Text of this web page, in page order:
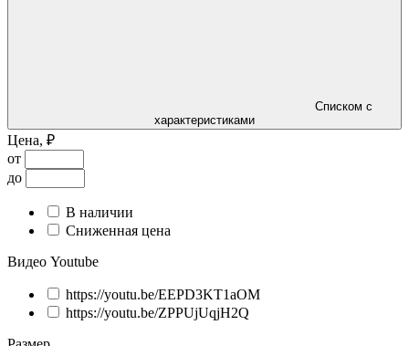
Списком с
характеристиками
Цена, ₽
от
до
В наличии
Сниженная цена
Видео Youtube
https://youtu.be/EEPD3KT1aOM
https://youtu.be/ZPPUjUqjH2Q